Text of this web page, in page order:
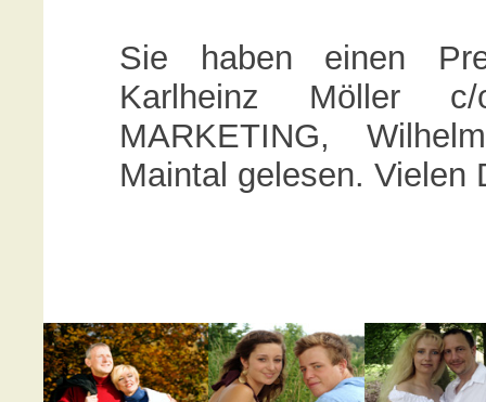
Sie haben einen
Karlheinz Möller c/
MARKETING,
Maintal gelesen. Vielen